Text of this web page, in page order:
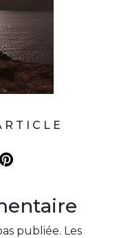
publiée. Les